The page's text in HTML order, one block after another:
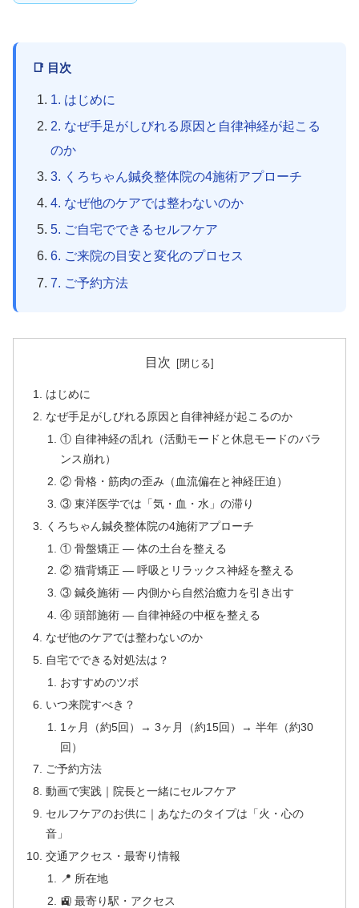
📑 目次
1. はじめに
2. なぜ手足がしびれる原因と自律神経が起こる
のか
3. くろちゃん鍼灸整体院の4施術アプローチ
4. なぜ他のケアでは整わないのか
5. ご自宅でできるセルフケア
6. ご来院の目安と変化のプロセス
7. ご予約方法
目次
はじめに
なぜ手足がしびれる原因と自律神経が起こるのか
① 自律神経の乱れ（活動モードと休息モードのバラ
ンス崩れ）
② 骨格・筋肉の歪み（血流偏在と神経圧迫）
③ 東洋医学では「気・血・水」の滞り
くろちゃん鍼灸整体院の4施術アプローチ
① 骨盤矯正 — 体の土台を整える
② 猫背矯正 — 呼吸とリラックス神経を整える
③ 鍼灸施術 — 内側から自然治癒力を引き出す
④ 頭部施術 — 自律神経の中枢を整える
なぜ他のケアでは整わないのか
自宅でできる対処法は？
おすすめのツボ
いつ来院すべき？
1ヶ月（約5回）→ 3ヶ月（約15回）→ 半年（約30
回）
ご予約方法
動画で実践｜院長と一緒にセルフケア
セルフケアのお供に｜あなたのタイプは「火・心の
音」
交通アクセス・最寄り情報
📍 所在地
🚉 最寄り駅・アクセス